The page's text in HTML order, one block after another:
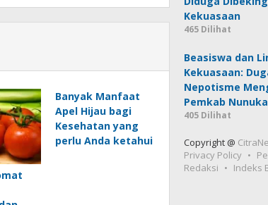
Banyak Manfaat
Apel Hijau bagi
Kesehatan yang
perlu Anda ketahui
Kekuasaan
465 Dilihat
Beasiswa dan
Kekuasaan:
Nepotisme
Pemkab
405 Dilihat
Copyright @
Privacy Policy
Redaksi
Indeks